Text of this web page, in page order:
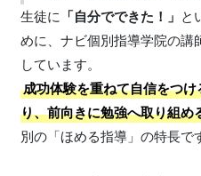
生徒に 「自分でできた！」 と
めに、ナビ個別指導学院の講
しています。
成功体験を重ねて自信をつ
り、前向きに勉強へ取り組め
別の「ほめる指導」の特長で